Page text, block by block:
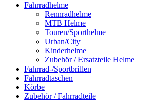
Fahrradhelme
Rennradhelme
MTB Helme
Touren/Sporthelme
Urban/City
Kinderhelme
Zubehör / Ersatzteile Helme
Fahrrad-/Sportbrillen
Fahrradtaschen
Körbe
Zubehör / Fahrradteile